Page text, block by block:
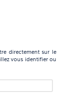
directement sur le
vous identifier ou